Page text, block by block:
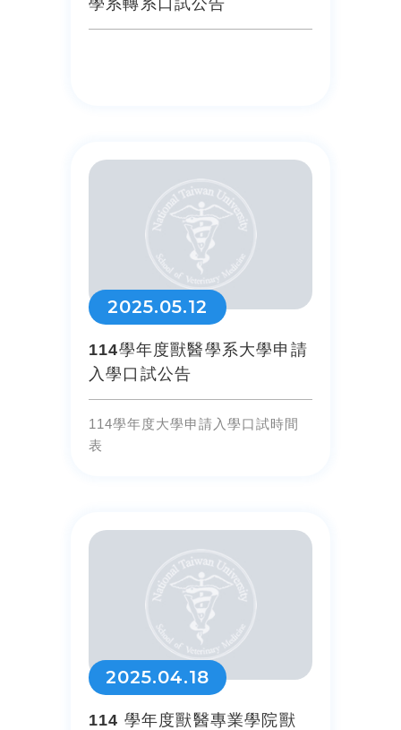
學系轉系口試公告
2025.05.12
114學年度獸醫學系大學申請
入學口試公告
114學年度大學申請入學口試時間
表
2025.04.18
114 學年度獸醫專業學院獸